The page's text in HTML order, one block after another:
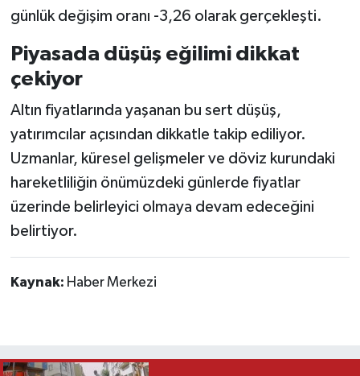
günlük değişim oranı -3,26 olarak gerçekleşti.
Piyasada düşüş eğilimi dikkat
çekiyor
Altın fiyatlarında yaşanan bu sert düşüş,
yatırımcılar açısından dikkatle takip ediliyor.
Uzmanlar, küresel gelişmeler ve döviz kurundaki
hareketliliğin önümüzdeki günlerde fiyatlar
üzerinde belirleyici olmaya devam edeceğini
belirtiyor.
Kaynak: Haber Merkezi